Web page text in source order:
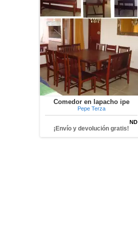
Comedor en lapacho ipe
Pepe Terza
ND
¡Envío y devolución gratis!